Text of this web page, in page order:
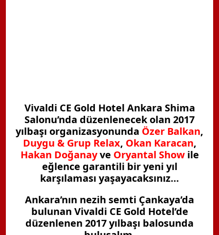
Vivaldi CE Gold Hotel Ankara Shima
Salonu’nda düzenlenecek olan 2017
yılbaşı organizasyonunda Özer Balkan,
Duygu & Grup Relax, Okan Karacan,
Hakan Doğanayve Oryantal Showile
eğlence garantili bir yeni yıl
karşılaması yaşayacaksınız…
Ankara’nın nezih semti Çankaya’da
bulunan Vivaldi CE Gold Hotel’de
düzenlenen 2017 yılbaşı balosunda